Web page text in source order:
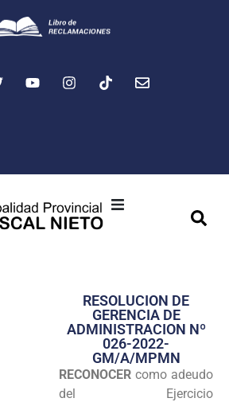
Transparencia
Seguridad
Programas
RESOLUCION DE
GERENCIA DE
ADMINISTRACION Nº
026-2022-
GM/A/MPMN
RECONOCER como adeudo
del Ejercicio